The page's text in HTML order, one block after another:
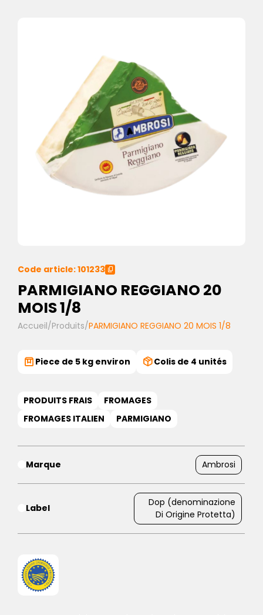
Code article: 101233
PARMIGIANO REGGIANO 20
MOIS 1/8
Accueil/Produits/PARMIGIANO REGGIANO 20 MOIS 1/8
Piece de 5 kg environ Colis de 4 unités
PRODUITS FRAIS
FROMAGES
FROMAGES ITALIEN
PARMIGIANO
Marque Ambrosi
Label
Dop (denominazione
Di Origine Protetta)